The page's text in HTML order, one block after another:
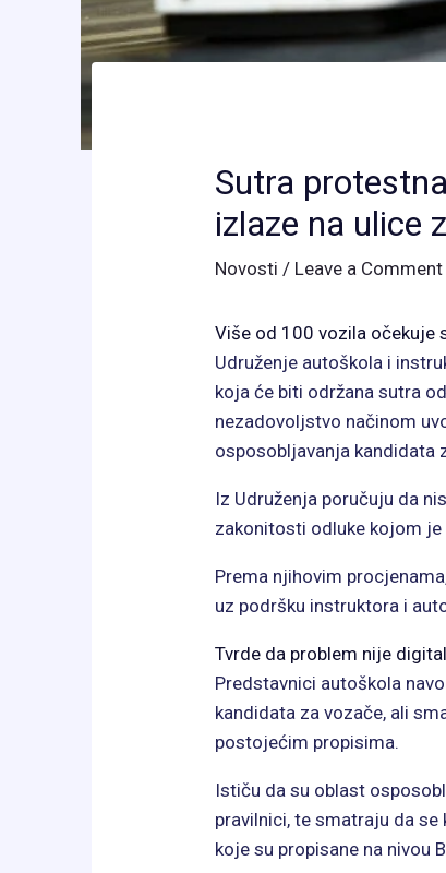
Sutra
izlaze na ulice
Novosti / Leave a Comment
Više od 100 vozila očekuje
Udruženje autoškola i
koja će biti održana sutra
nezadovoljstvo načinom
osposobljavanja kandidata
Iz Udruženja poručuju da
zakonitosti odluke kojom
Prema njihovim
uz podršku instruktora i
Tvrde da problem nije
Predstavnici autoškola
kandidata za vozače, ali
postojećim propisima.
Ističu da su oblast
pravilnici, te smatraju da
koje su propisane na nivou